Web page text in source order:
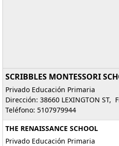
SCRIBBLES MONTESSORI
Privado Educación Primaria
Dirección: 38660 LEXINGTON
Teléfono: 5107979944
THE RENAISSANCE SCHOOL
Privado Educación Primaria